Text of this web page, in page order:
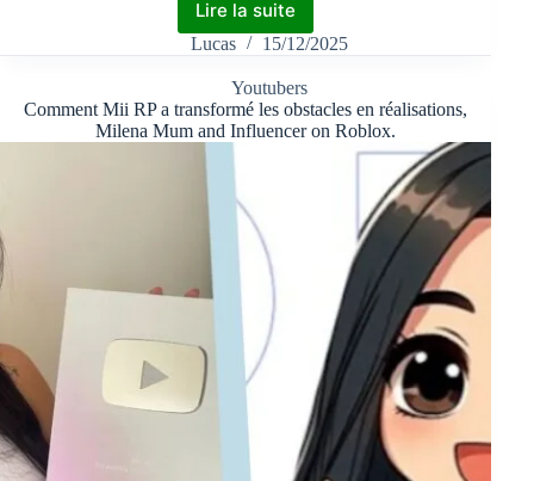
Lire la suite
Lucas 15/12/2025
Youtubers
Comment Mii RP a transformé les obstacles en réalisations,
Milena Mum and Influencer on Roblox.